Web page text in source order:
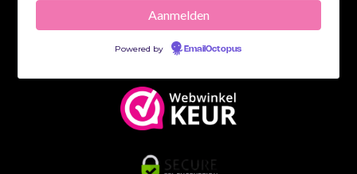
Powered by EmailOctopus